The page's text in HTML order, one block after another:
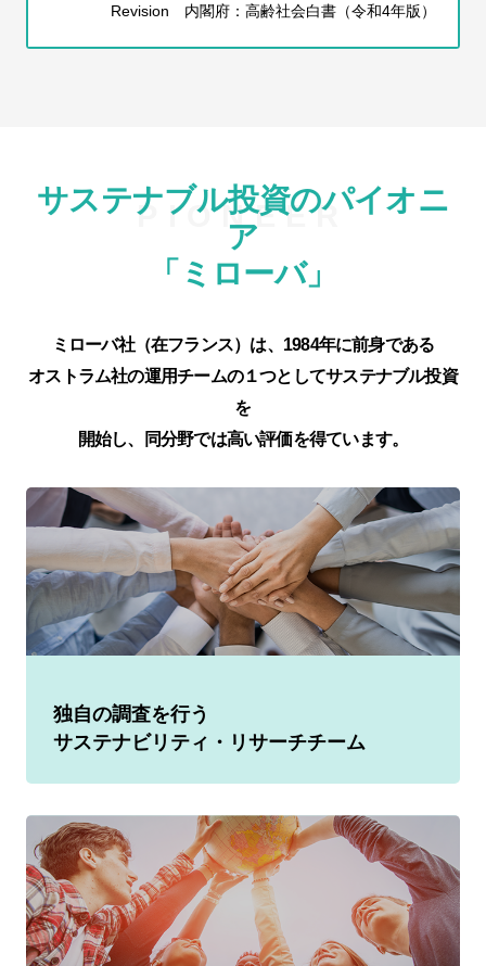
Revision 内閣府：高齢社会白書（令和4年版）
サステナブル投資のパイオニ
ア
「ミローバ」
ミローバ社（在フランス）は、1984年に前身である
オストラム社の運用チームの１つとしてサステナブル投資
を
開始し、同分野では高い評価を得ています。
独自の調査を行う
サステナビリティ・リサーチチーム